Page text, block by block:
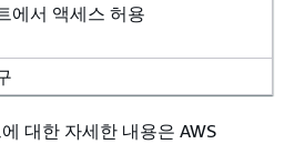
에서 액세스 허용
대한 자세한 내용은 AWS